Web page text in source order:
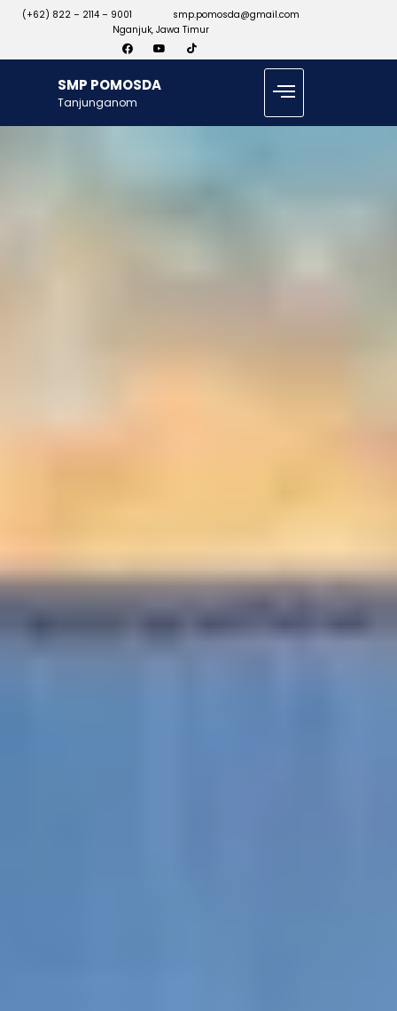
(+62) 822 – 2114 – 9001
smp.pomosda@gmail.com
Nganjuk, Jawa Timur
SMP POMOSDA
Tanjunganom